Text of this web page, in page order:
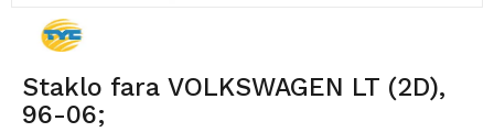
Staklo fara VOLKSWAGEN LT (2D),
96-06;